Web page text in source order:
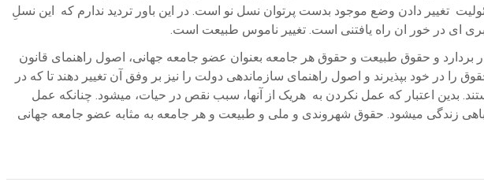
تغییر دادن وضع موجود بدست پرتوان نسل نو است. در این باور تردید ندارم که این نسلِ
ای در خور ان راه یافتنی است. تغییر ناموس طبیعت است.
و حقوق طبیعت و حقوق هر جامعه بعنوان عضو جامعه جهانی، اصول راهنمای قانون
را در خود بپذیرند و اصول راهنمای سازماندهی دولت را نیز بر وفق آن تغییر دهند تا که در
بدین اعتبار که عمل نکردن به هریک از آنها، سبب نقص در حیات، میشود. چنانکه عمل
زندگی میشود. حقوق شهروندی و ملی و طبیعت و هر جامعه به مثابه عضو جامعه جهانی